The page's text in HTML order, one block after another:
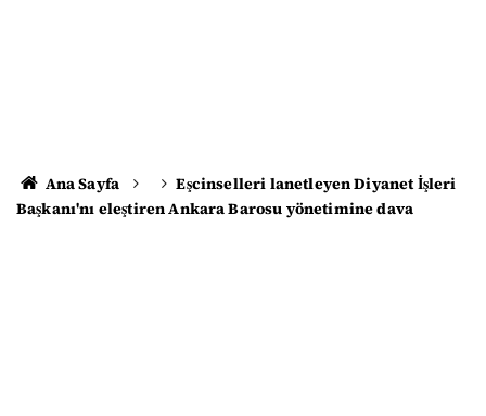
Ana Sayfa
Eşcinselleri lanetleyen Diyanet İşleri
Başkanı'nı eleştiren Ankara Barosu yönetimine dava